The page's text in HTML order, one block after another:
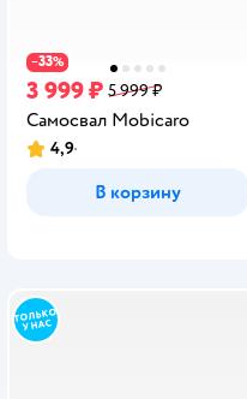
−33%
3 999 ₽ 5 999 ₽
Самосвал Mobicaro
Рейтинг:
4,9
В корзину